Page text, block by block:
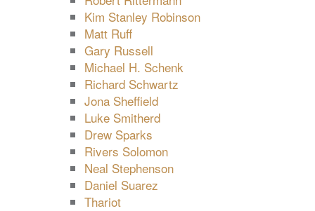
Kim Stanley Robinson
Matt Ruff
Gary Russell
Michael H. Schenk
Richard Schwartz
Jona Sheffield
Luke Smitherd
Drew Sparks
Rivers Solomon
Neal Stephenson
Daniel Suarez
Thariot